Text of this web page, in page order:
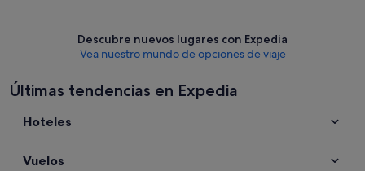
Descubre nuevos lugares con Expedia
Vea nuestro mundo de opciones de viaje
Últimas tendencias en Expedia
Hoteles
Vuelos